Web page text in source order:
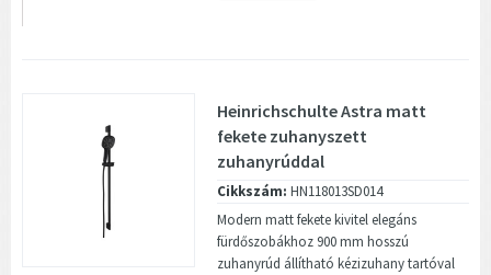
Heinrichschulte Astra matt
fekete zuhanyszett
zuhanyrúddal
Cikkszám: HN118013SD014
Modern matt fekete kivitel elegáns
fürdőszobákhoz 900 mm hosszú
zuhanyrúd állítható kézizuhany tartóval